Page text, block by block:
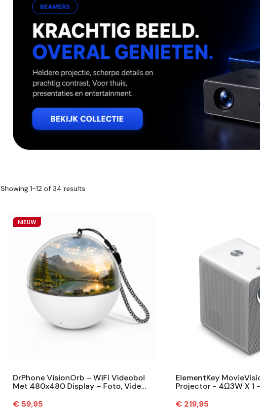
Showing 1-12 of 34 results
NIEUW
DrPhone VisionOrb – WiFi Videobol
Met 480x480 Display – Foto, Video
Prijs
€ 59,95
ElementKey
Projector - 4Ω3W X 1
Prijs
€ 219,95